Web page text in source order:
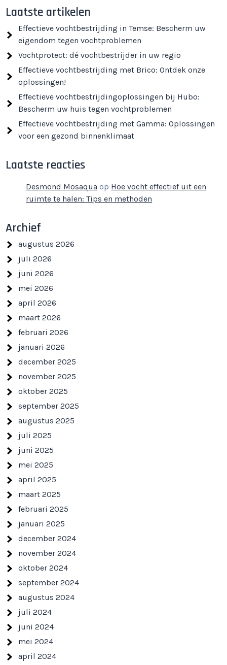
Laatste artikelen
Effectieve vochtbestrijding in Temse: Bescherm uw
eigendom tegen vochtproblemen
Vochtprotect: dé vochtbestrijder in uw regio
Effectieve vochtbestrijding met Brico: Ontdek onze
oplossingen!
Effectieve vochtbestrijdingoplossingen bij Hubo:
Bescherm uw huis tegen vochtproblemen
Effectieve vochtbestrijding met Gamma: Oplossingen
voor een gezond binnenklimaat
Laatste reacties
Desmond Mosaqua op Hoe vocht effectief uit een
ruimte te halen: Tips en methoden
Archief
augustus 2026
juli 2026
juni 2026
mei 2026
april 2026
maart 2026
februari 2026
januari 2026
december 2025
november 2025
oktober 2025
september 2025
augustus 2025
juli 2025
juni 2025
mei 2025
april 2025
maart 2025
februari 2025
januari 2025
december 2024
november 2024
oktober 2024
september 2024
augustus 2024
juli 2024
juni 2024
mei 2024
april 2024